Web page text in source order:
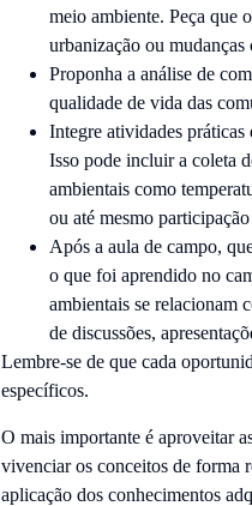
meio ambiente. Peça que
urbanização ou mudanças
Proponha a análise de
qualidade de vida das
Integre atividades
Isso pode incluir a coleta
ambientais como
ou até mesmo
Após a aula de campo,
o que foi aprendido no
ambientais se relacionam
de discussões,
Lembre-se de que cada
específicos.
O mais importante é aproveitar
vivenciar os conceitos de forma
aplicação dos conhecimentos